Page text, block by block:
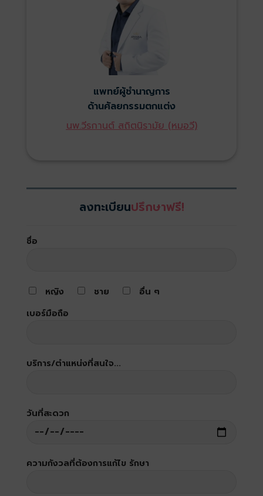
แพทย์ผู้ชำนาญการ
ด้านศัลยกรรมตกแต่ง
นพ.วีรกานต์ สถิตนิรามัย (หมอวี)
ลงทะเบียนปรึกษาฟรี!
ชื่อ
หญิง ชาย
อื่น ๆ
เบอร์มือถือ
บริการ/ตำแหน่งที่สนใจ...
วันที่สะดวก
ความกังวลที่ต้องการแก้ไข รักษา